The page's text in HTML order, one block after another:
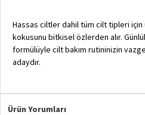
Hassas ciltler dahil tüm cilt tipleri
kokusunu bitkisel özlerden alır.
formülüyle cilt bakım rutininizin
adaydır.
Ürün Yorumları